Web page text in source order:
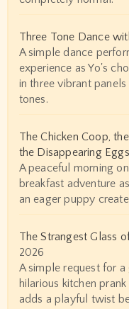
Three Tone Dance
A simple dance
experience as Yo's
in three vibrant
tones.
The Chicken Coop,
the Disappearing Eggs
A peaceful morning
breakfast adventure
an eager puppy
The Strangest Glass
2026
A simple request for
hilarious kitchen
adds a playful twist